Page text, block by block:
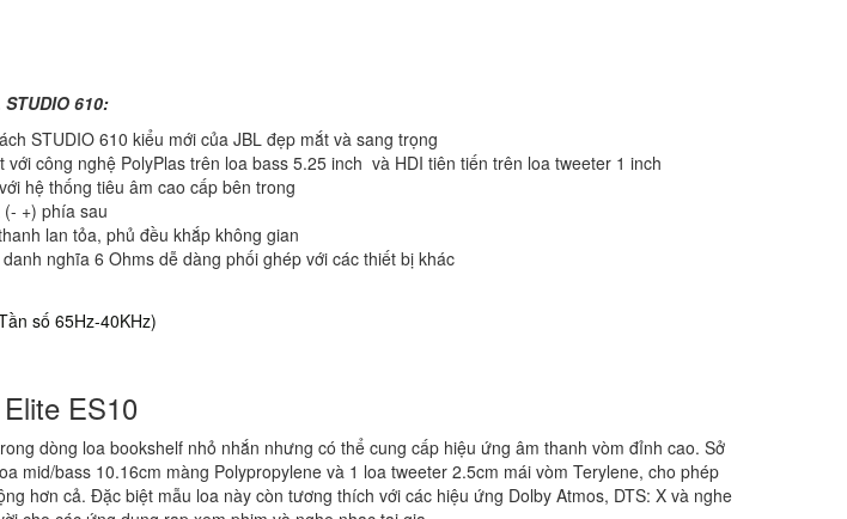
610:
STUDIO 610 kiểu mới của JBL đẹp mắt và sang trọng
công nghệ PolyPlas trên loa bass 5.25 inch và HDI tiên tiến trên loa tweeter 1 inch
hệ thống tiêu âm cao cấp bên trong
+) phía sau
lan tỏa, phủ đều khắp không gian
nghĩa 6 Ohms dễ dàng phối ghép với các thiết bị khác
ES10
dòng loa bookshelf nhỏ nhắn nhưng có thể cung cấp hiệu ứng âm thanh vòm đỉnh cao. Sở
mid/bass 10.16cm màng Polypropylene và 1 loa tweeter 2.5cm mái vòm Terylene, cho phép
hơn cả. Đặc biệt mẫu loa này còn tương thích với các hiệu ứng Dolby Atmos, DTS: X và nghe